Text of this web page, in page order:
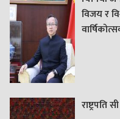
विजय र